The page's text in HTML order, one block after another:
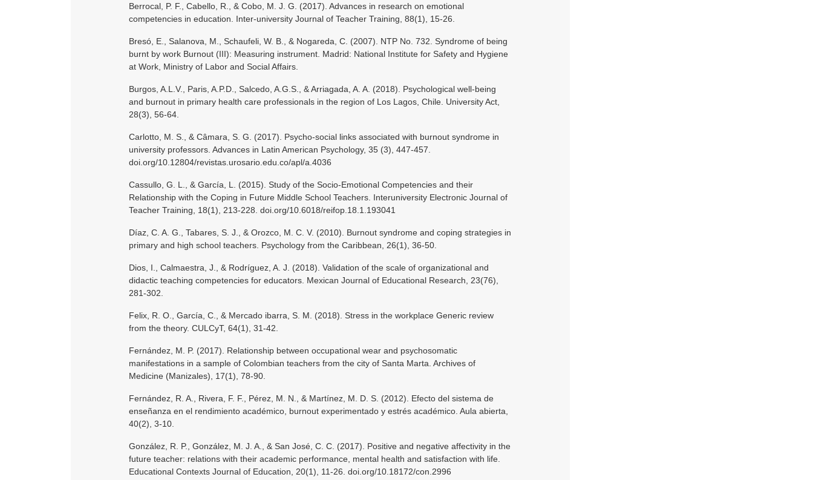
Berrocal, P. F., Cabello, R., & Cobo, M. J. G. (2017). Advances in research on emotional
competencies in education. Inter-university Journal of Teacher Training, 88(1), 15-26.
Bresó, E., Salanova, M., Schaufeli, W. B., & Nogareda, C. (2007). NTP No. 732. Syndrome of being
burnt by work Burnout (III): Measuring instrument. Madrid: National Institute for Safety and Hygiene
at Work, Ministry of Labor and Social Affairs.
Burgos, A.L.V., Paris, A.P.D., Salcedo, A.G.S., & Arriagada, A. A. (2018). Psychological well-being
and burnout in primary health care professionals in the region of Los Lagos, Chile. University Act,
28(3), 56-64.
Carlotto, M. S., & Câmara, S. G. (2017). Psycho-social links associated with burnout syndrome in
university professors. Advances in Latin American Psychology, 35 (3), 447-457.
doi.org/10.12804/revistas.urosario.edu.co/apl/a.4036
Cassullo, G. L., & García, L. (2015). Study of the Socio-Emotional Competencies and their
Relationship with the Coping in Future Middle School Teachers. Interuniversity Electronic Journal of
Teacher Training, 18(1), 213-228. doi.org/10.6018/reifop.18.1.193041
Díaz, C. A. G., Tabares, S. J., & Orozco, M. C. V. (2010). Burnout syndrome and coping strategies in
primary and high school teachers. Psychology from the Caribbean, 26(1), 36-50.
Dios, I., Calmaestra, J., & Rodríguez, A. J. (2018). Validation of the scale of organizational and
didactic teaching competencies for educators. Mexican Journal of Educational Research, 23(76),
281-302.
Felix, R. O., García, C., & Mercado ibarra, S. M. (2018). Stress in the workplace Generic review
from the theory. CULCyT, 64(1), 31-42.
Fernández, M. P. (2017). Relationship between occupational wear and psychosomatic
manifestations in a sample of Colombian teachers from the city of Santa Marta. Archives of
Medicine (Manizales), 17(1), 78-90.
Fernández, R. A., Rivera, F. F., Pérez, M. N., & Martínez, M. D. S. (2012). Efecto del sistema de
enseñanza en el rendimiento académico, burnout experimentado y estrés académico. Aula abierta,
40(2), 3-10.
González, R. P., González, M. J. A., & San José, C. C. (2017). Positive and negative affectivity in the
future teacher: relations with their academic performance, mental health and satisfaction with life.
Educational Contexts Journal of Education, 20(1), 11-26. doi.org/10.18172/con.2996